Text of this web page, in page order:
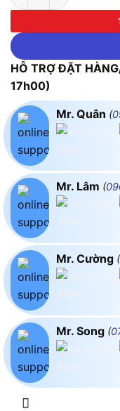
HỖ TRỢ ĐẶT
17h00)
Mr. Quân (
Mr. Lâm (
Mr. Cường (
Mr. Song (